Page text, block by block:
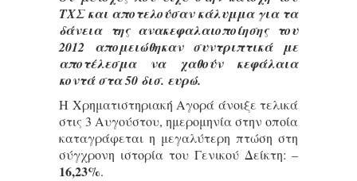
ΤΧΣ και αποτελούσαν κάλυμμα για τα
δάνεια της ανακεφαλαιοποίησης του
2012 απομειώθηκαν συντριπτικά με
αποτέλεσμα να χαθούν κεφάλαια
κοντά στα 50 δισ. ευρώ.
Η Χρηματιστηριακή Αγορά άνοιξε τελικά
στις 3 Αυγούστου, ημερομηνία στην οποία
καταγράφεται η μεγαλύτερη πτώση στη
σύγχρονη ιστορία του Γενικού Δείκτη: –
16,23%.